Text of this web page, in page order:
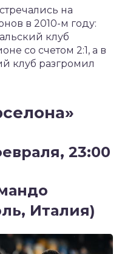
на
в 2010-м году:
клуб
со счетом 2:1, а в
клуб разгромил
23:00
Италия)